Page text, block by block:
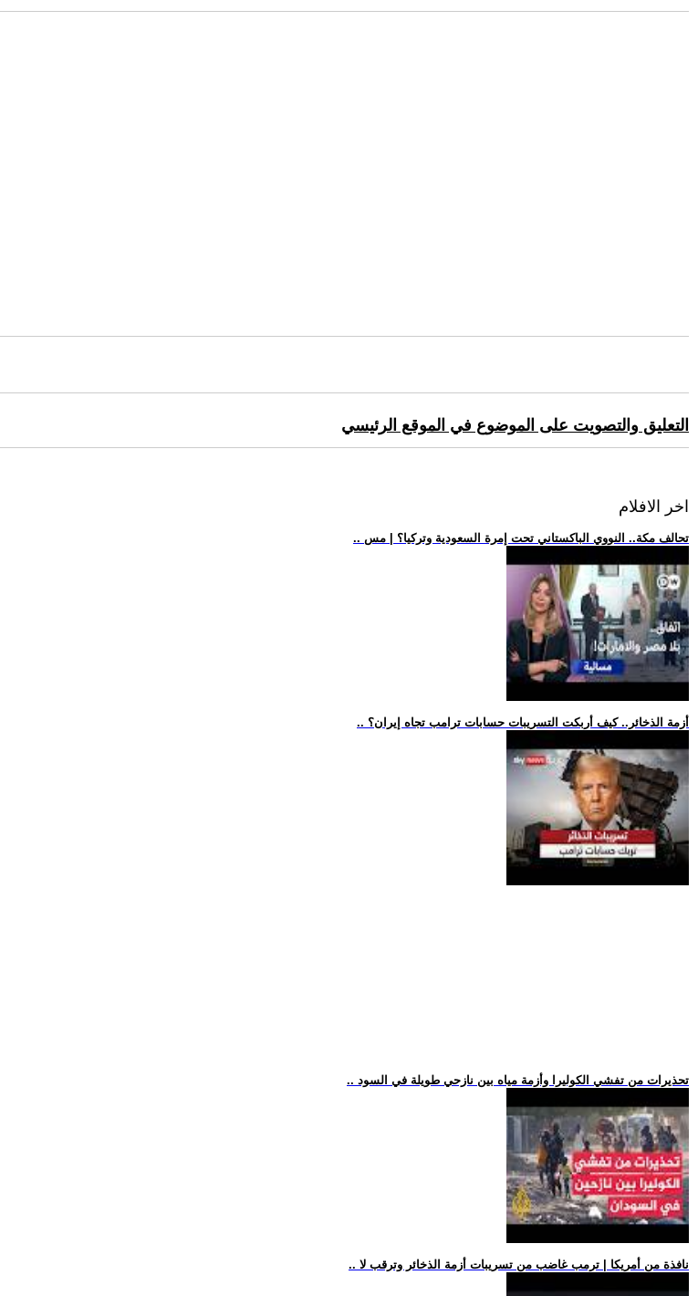
التعليق والتصويت على الموضوع في الموقع الرئيسي
اخر الافلام
.. تحالف مكة.. النووي الباكستاني تحت إمرة السعودية وتركيا؟ | مس
.. أزمة الذخائر.. كيف أربكت التسريبات حسابات ترامب تجاه إيران؟
.. تحذيرات من تفشي الكوليرا وأزمة مياه بين نازحي طويلة في السود
.. نافذة من أمريكا | ترمب غاضب من تسريبات أزمة الذخائر وترقب لا